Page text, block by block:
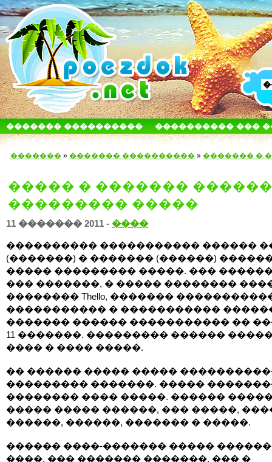
������� ����������
���������� ���
������������� ������
����� � ����
������� » ������� ���������� » �������
����� � ������� ������
��������� �����
11 ������� 2011 - ����
���������� ����������� ������
(�������) � ������� (������)
����� ��������� �����. ���
��� �������, � ����� ��������
�������� Thello, �������
����������� � �����������
������� ������ ����������� ��
11 �������. ��������� ������
���� � ���� �����.
�� ������ ����� �����
��������� �������. �����
�������� ���� �����. ������
����� ����� ������, ��� �����,
������, ������, ������� � �����.
������ ����-������� ����� ������
����. ��� ������� �������, ��� �